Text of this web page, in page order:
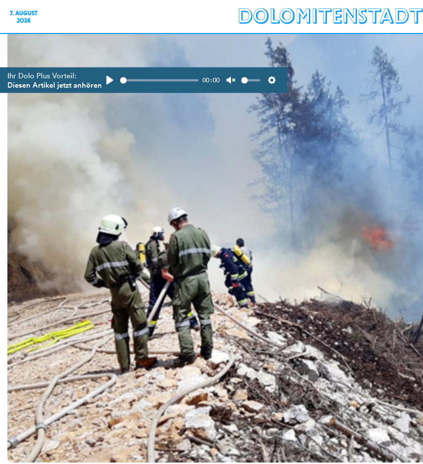
7. AUGUST
2026
Ihr Dolo Plus Vorteil:
Diesen Artikel jetzt anhören
Play
00:00
Unmute Settings